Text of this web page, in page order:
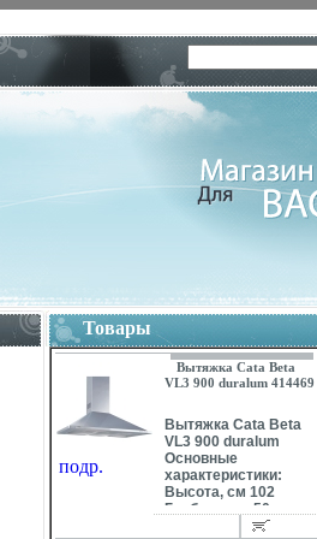
Товары
подр.
Вытяжка Cata Beta
VL3 900 duralum 414469
Вытяжка Cata Beta
VL3 900 duralum
Основные
характеристики:
Высота, см 102
Глубина, см 50